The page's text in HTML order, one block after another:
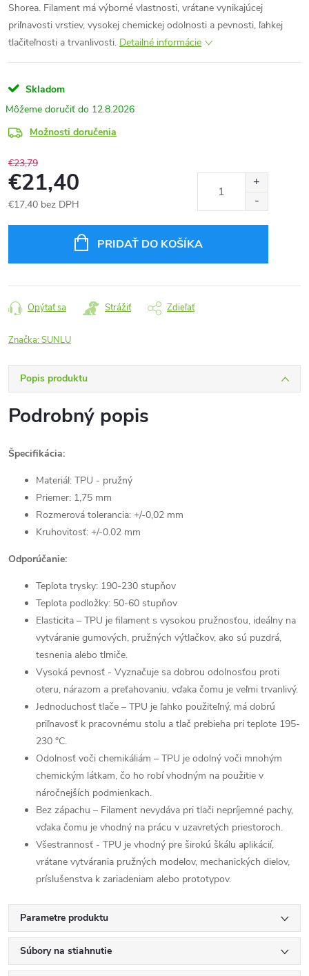
Shorea. Filament má výborné vlastnosti, vrátane vynikajúcej
priľnavosti vrstiev, vysokej chemickej odolnosti a pevnosti, ľahkej
tlačiteľnosti a trvanlivosti. Detailné informácie
Skladom
12.8.2026
Možnosti doručenia
€23,79
€21,40
€17,40 bez DPH
PRIDAŤ DO KOŠÍKA
Opýtať sa Strážiť Zdieľať
Značka:SUNLU
Popis produktu
Podrobný popis
Špecifikácia:
Materiál: TPU - pružný
Priemer: 1,75 mm
Rozmerová tolerancia: +/-0,02 mm
Kruhovitosť: +/-0.02 mm
Odporúčanie:
Teplota trysky: 190-230 stupňov
Teplota podložky: 50-60 stupňov
Elasticita – TPU je filament s vysokou pružnosťou, ideálny na
vytváranie gumových, pružných výtlačkov, ako sú puzdrá,
tesnenia alebo tlmiče.
Vysoká pevnosť - Vyznačuje sa dobrou odolnosťou proti
oteru, nárazom a preťahovaniu, vďaka čomu je veľmi trvanlivý.
Jednoduchosť tlače – TPU je ľahko použiteľný, má dobrú
priľnavosť k pracovnému stolu a tlač prebieha pri teplote 195-
230 °C.
Odolnosť voči chemikáliám – TPU je odolný voči mnohým
chemickým látkam, čo ho robí vhodným na použitie v
náročnejších podmienkach.
Bez zápachu – Filament nevydáva pri tlači nepríjemné pachy,
vďaka čomu je vhodný na prácu v uzavretých priestoroch.
Všestrannosť - TPU je vhodný pre širokú škálu aplikácií,
vrátane vytvárania pružných modelov, mechanických dielov,
príslušenstva k zariadeniam alebo prototypov.
Parametre produktu
Súbory na stiahnutie